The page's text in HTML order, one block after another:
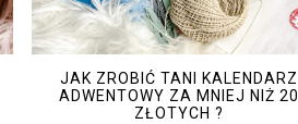
JAK ZROBIĆ TANI KALENDARZ
ADWENTOWY ZA MNIEJ NIŻ 20
ZŁOTYCH ?